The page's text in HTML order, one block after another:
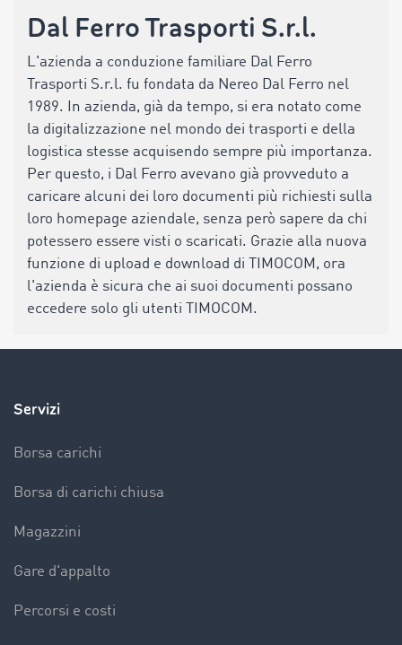
Dal Ferro Trasporti S.r.l.
L'azienda a conduzione familiare Dal Ferro
Trasporti S.r.l. fu fondata da Nereo Dal Ferro nel
1989. In azienda, già da tempo, si era notato come
la digitalizzazione nel mondo dei trasporti e della
logistica stesse acquisendo sempre più importanza.
Per questo, i Dal Ferro avevano già provveduto a
caricare alcuni dei loro documenti più richiesti sulla
loro homepage aziendale, senza però sapere da chi
potessero essere visti o scaricati. Grazie alla nuova
funzione di upload e download di TIMOCOM, ora
l'azienda è sicura che ai suoi documenti possano
eccedere solo gli utenti TIMOCOM.
Servizi
Borsa carichi
Borsa di carichi chiusa
Magazzini
Gare d'appalto
Percorsi e costi